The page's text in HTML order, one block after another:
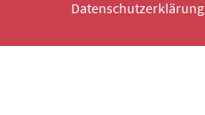
Datenschutzerklärung